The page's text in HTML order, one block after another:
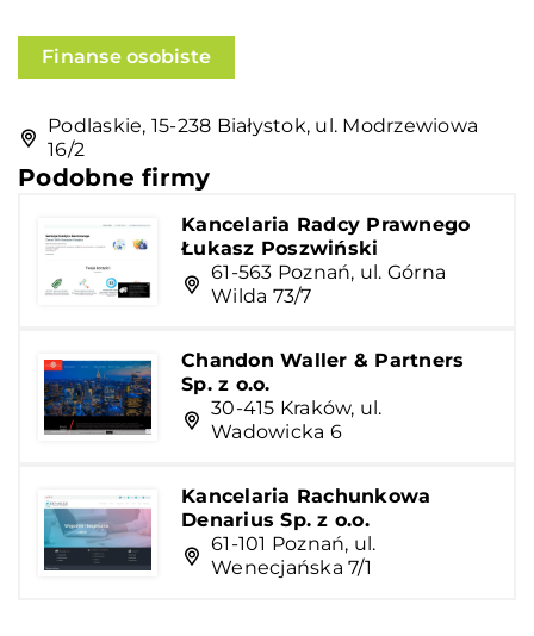
Finanse osobiste
Podlaskie, 15-238 Białystok, ul. Modrzewiowa
16/2
Podobne firmy
Kancelaria Radcy Prawnego
Łukasz Poszwiński
61-563 Poznań, ul. Górna
Wilda 73/7
Chandon Waller & Partners
Sp. z o.o.
30-415 Kraków, ul.
Wadowicka 6
Kancelaria Rachunkowa
Denarius Sp. z o.o.
61-101 Poznań, ul.
Wenecjańska 7/1